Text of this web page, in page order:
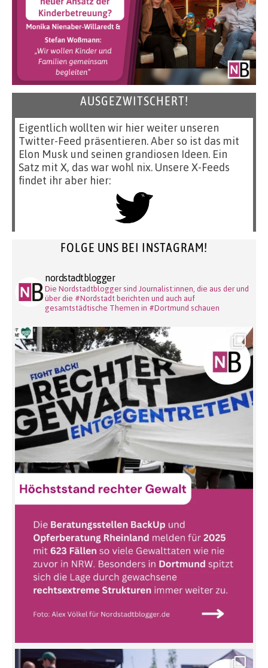
AUSGEZWITSCHERT!
Eigentlich wollten wir hier weiter unseren
Twitter-Feed präsentieren. Aber so ist das mit
Elon Musk und seinen grandiosen Ideen. Ein
Satz mit X, das war wohl nix. Unsere X-Feeds
findet ihr aber hier:
FOLGE UNS BEI INSTAGRAM!
nordstadtblogger
Die Nordstadtblogger sind Journalist:innen, die aus der und
über die #Nordstadt berichten und auch auf
gesamtstädtische Themen in #Dortmund schauen